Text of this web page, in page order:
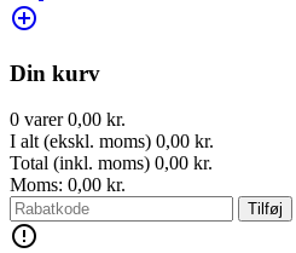
control_point
Din kurv
0 varer0,00 kr.
I alt (ekskl. moms) 0,00 kr.
Total (inkl. moms) 0,00 kr.
Moms: 0,00 kr.
Tilføj
